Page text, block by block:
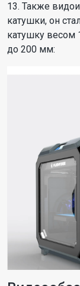
13. Также
катушки, он
катушку весом
до 200 мм: